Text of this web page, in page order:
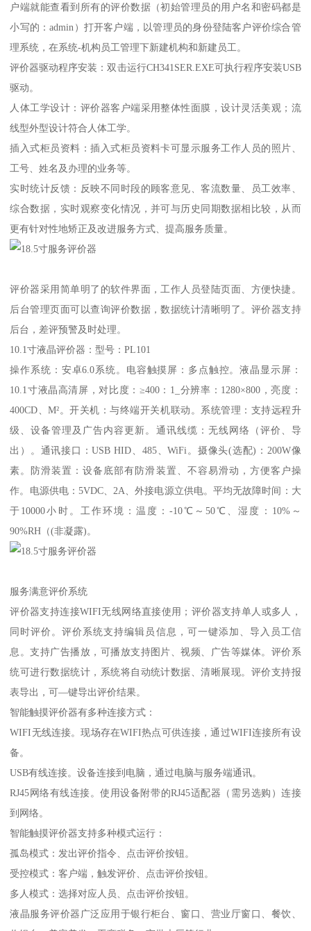
户端就能查看到所有的评价数据（初始管理员的用户名和密码都是
小写的：admin）打开客户端，以管理员的身份登陆客户评价综合管
理系统，在系统-机构员工管理下新建机构和新建员工。
评价器驱动程序安装：双击运行CH341SER.EXE可执行程序安装USB
驱动。
人体工学设计：评价器客户端采用整体性面膜，设计灵活美观；流
线型外型设计符合人体工学。
插入式柜员资料：插入式柜员资料卡可显示服务工作人员的照片、
工号、姓名及办理的业务等。
实时统计反馈：反映不同时段的顾客意见、客流数量、员工效率、
综合数据，实时观察变化情况，并可与历史同期数据相比较，从而
更有针对性地矫正及改进服务方式、提高服务质量。
评价器采用简单明了的软件界面，工作人员登陆页面、方便快捷。
后台管理页面可以查询评价数据，数据统计清晰明了。评价器支持
后台，差评预警及时处理。
10.1寸液晶评价器：型号：PL101
操作系统：安卓6.0系统。电容触摸屏：多点触控。液晶显示屏：
10.1寸液晶高清屏，对比度：≥400：1_分辨率：1280×800，亮度：
400CD、M²。开关机：与终端开关机联动。系统管理：支持远程升
级、设备管理及广告内容更新。通讯线缆：无线网络（评价、导
出）。通讯接口：USB HID、485、WiFi。摄像头(选配)：200W像
素。防滑装置：设备底部有防滑装置、不容易滑动，方便客户操
作。电源供电：5VDC、2A、外接电源立供电。平均无故障时间：大
于10000小时。工作环境：温度：-10℃～50℃、湿度：10%～
90%RH（(非凝露)。
服务满意评价系统
评价器支持连接WIFI无线网络直接使用；评价器支持单人或多人，
同时评价。评价系统支持编辑员信息，可一键添加、导入员工信
息。支持广告播放，可播放支持图片、视频、广告等媒体。评价系
统可进行数据统计，系统将自动统计数据、清晰展现。评价支持报
表导出，可—键导出评价结果。
智能触摸评价器有多种连接方式：
WIFI无线连接。现场存在WIFI热点可供连接，通过WIFI连接所有设
备。
USB有线连接。设备连接到电脑，通过电脑与服务端通讯。
RJ45网络有线连接。使用设备附带的RJ45适配器（需另选购）连接
到网络。
智能触摸评价器支持多种模式运行：
孤岛模式：发出评价指令、点击评价按钮。
受控模式：客户端，触发评价、点击评价按钮。
多人模式：选择对应人员、点击评价按钮。
液晶服务评价器广泛应用于银行柜台、窗口、营业厅窗口、餐饮、